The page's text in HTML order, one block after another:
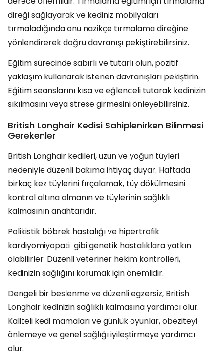
direği sağlayarak ve kediniz mobilyaları
tırmaladığında onu nazikçe tırmalama direğine
yönlendirerek doğru davranışı pekiştirebilirsiniz.
Eğitim sürecinde sabırlı ve tutarlı olun, pozitif
yaklaşım kullanarak istenen davranışları pekiştirin.
Eğitim seanslarını kısa ve eğlenceli tutarak kedinizin
sıkılmasını veya strese girmesini önleyebilirsiniz.
British Longhair Kedisi Sahiplenirken Bilinmesi
Gerekenler
British Longhair kedileri, uzun ve yoğun tüyleri
nedeniyle düzenli bakıma ihtiyaç duyar. Haftada
birkaç kez tüylerini fırçalamak, tüy dökülmesini
kontrol altına almanın ve tüylerinin sağlıklı
kalmasının anahtarıdır.
Polikistik böbrek hastalığı ve hipertrofik
kardiyomiyopati gibi genetik hastalıklara yatkın
olabilirler. Düzenli veteriner hekim kontrolleri,
kedinizin sağlığını korumak için önemlidir.
Dengeli bir beslenme ve düzenli egzersiz, British
Longhair kedinizin sağlıklı kalmasına yardımcı olur.
Kaliteli kedi mamaları ve günlük oyunlar, obeziteyi
önlemeye ve genel sağlığı iyileştirmeye yardımcı
olur.